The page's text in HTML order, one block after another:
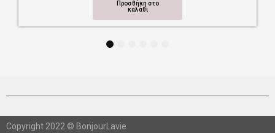
4
Copyright 2022 © BonjourLavie